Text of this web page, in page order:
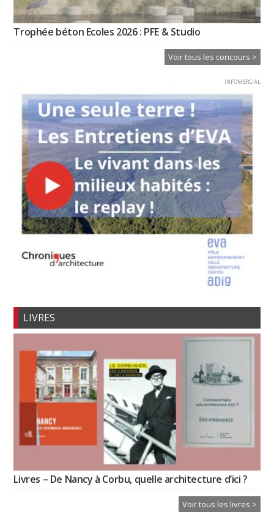
Trophée béton Ecoles 2026 : PFE & Studio
Voir tous les concours >
INFOMERCIAL
LIVRES
Livres – De Nancy à Corbu, quelle architecture d’ici ?
Voir tous les livres >